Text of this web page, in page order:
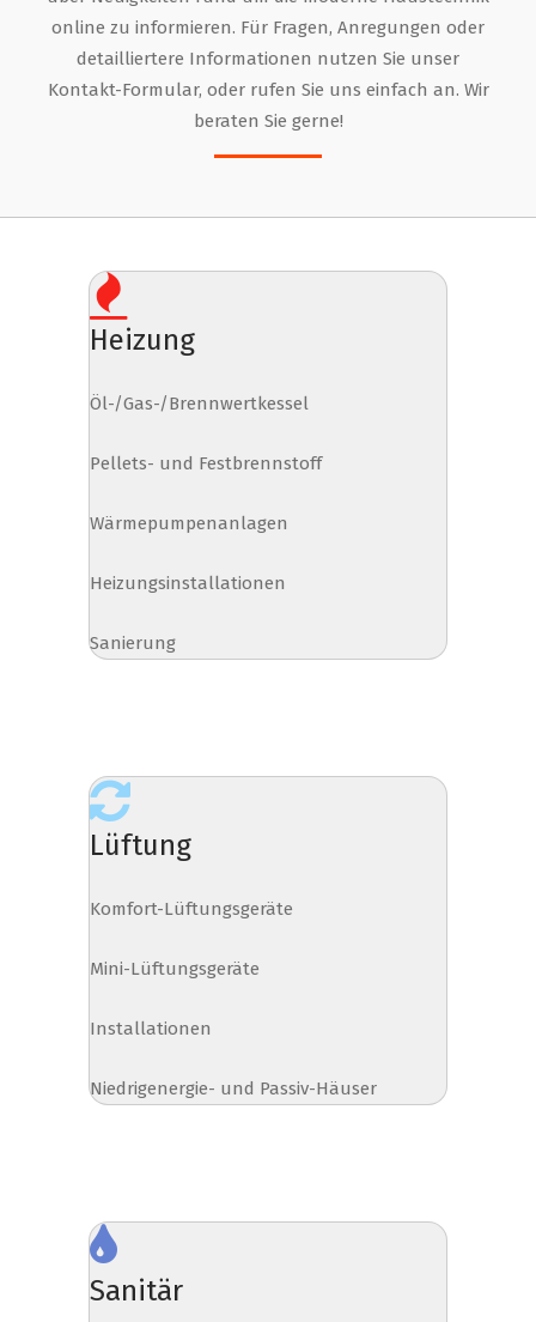
online zu informieren. Für Fragen, Anregungen oder
detailliertere Informationen nutzen Sie unser
Kontakt-Formular, oder rufen Sie uns einfach an. Wir
beraten Sie gerne!
Heizung
Öl-/Gas-/Brennwertkessel
Pellets- und Festbrennstoff
Wärmepumpenanlagen
Heizungsinstallationen
Sanierung
Lüftung
Komfort-Lüftungsgeräte
Mini-Lüftungsgeräte
Installationen
Niedrigenergie- und Passiv-Häuser
Sanitär